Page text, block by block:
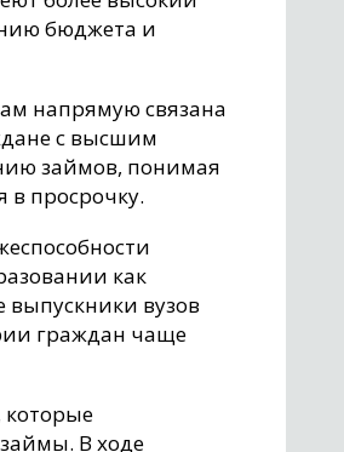
бюджета и
напрямую связана
с высшим
займов, понимая
просрочку.
как
вузов
граждан чаще
которые
В ходе